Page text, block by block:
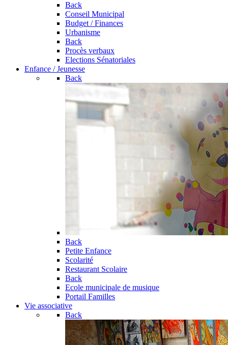
Back
Conseil Municipal
Budget / Finances
Urbanisme
Back
Procès verbaux
Elections Sénatoriales
Enfance / Jeunesse
Back
Back
Petite Enfance
Scolarité
Restaurant Scolaire
Back
Ecole municipale de musique
Portail Familles
Vie associative
Back